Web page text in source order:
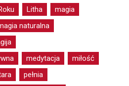
Litha
magia
naturalna
medytacja
miłość
pełnia